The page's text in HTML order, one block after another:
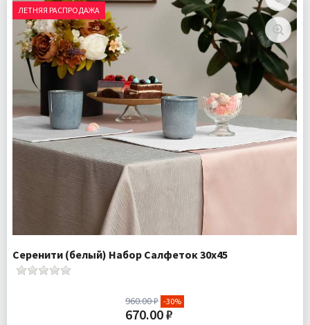
ЛЕТНЯЯ РАСПРОДАЖА
Серенити (белый) Набор Салфеток 30х45
960.00 ₽ -30%
670.00 ₽